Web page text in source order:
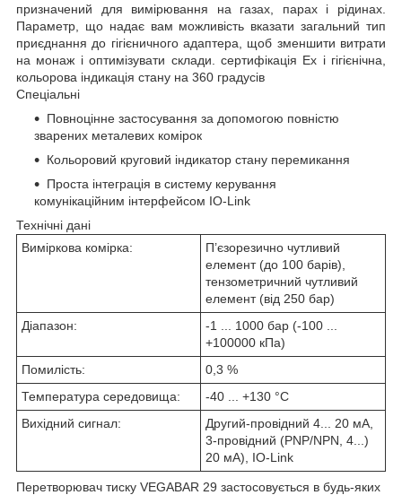
призначений для вимірювання на газах, парах і рідинах.
Параметр, що надає вам можливість вказати загальний тип
приєднання до гігієничного адаптера, щоб зменшити витрати
на монаж і оптимізувати склади. сертифікація Ex і гігієнічна,
кольорова індикація стану на 360 градусів
Спеціальні
Повноцінне застосування за допомогою повністю
зварених металевих комірок
Кольоровий круговий індикатор стану перемикання
Проста інтеграція в систему керування
комунікаційним інтерфейсом IO-Link
Технічні дані
Виміркова комірка:
П’єзорезично чутливий
елемент (до 100 барів),
тензометричний чутливий
елемент (від 250 бар)
Діапазон:
-1 ... 1000 бар (-100 ...
+100000 кПа)
Помилість:
0,3 %
Температура середовища:
-40 ... +130 °С
Вихідний сигнал:
Другий-провідний 4... 20 мА,
3-провідний (PNP/NPN, 4...)
20 мА), IO-Link
Перетворювач тиску VEGABAR 29 застосовується в будь-яких